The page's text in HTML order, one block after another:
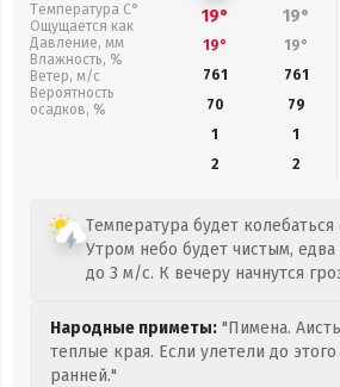
Температура С°
Ощущается как
Давление, мм
Влажность, %
Ветер, м/с
Вероятность
осадков, %
19° 19°
19° 19°
761
761
70
79
1
1
2
2
Температура будет колебаться
Утром небо будет чистым,
до 3 м/с. К вечеру начнутся
Народные приметы: "Пимена.
теплые края. Если улетели до
ранней."